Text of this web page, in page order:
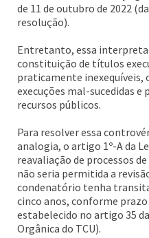
de 11 de outubro de 2022
resolução).
Entretanto, essa
constituição de títulos
praticamente inexequíveis,
execuções mal-sucedidas e
recursos públicos.
Para resolver essa
analogia, o artigo 1º-A da
reavaliação de processos
não seria permitida a
condenatório tenha
cinco anos, conforme
estabelecido no artigo 35
Orgânica do TCU).